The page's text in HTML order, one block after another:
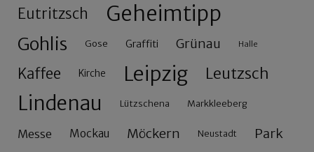
Eutritzsch Geheimtipp
Gohlis Gose Graffiti Grünau Halle
Kaffee Kirche Leipzig Leutzsch
Lindenau Lützschena Markkleeberg
Messe Mockau Möckern Neustadt Park